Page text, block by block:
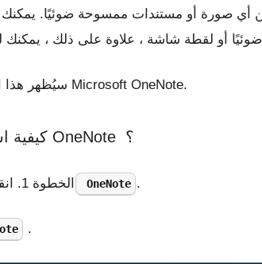
سيُظهر هذا المنشور خطوات استخراج نص من صورة باستخدام Microsoft OneNote.
كيفية استخراج نص أو نسخه من صورة باستخدام OneNote ؟
الخطوة 1. انقر فوق OneNote .
.